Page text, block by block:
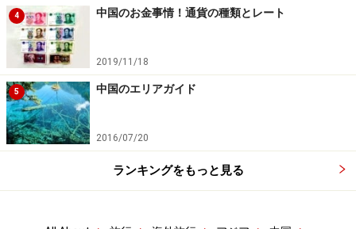
4 中国のお金事情！通貨の種類とレート
2019/11/18
5 中国のエリアガイド
2016/07/20
ランキングをもっと見る